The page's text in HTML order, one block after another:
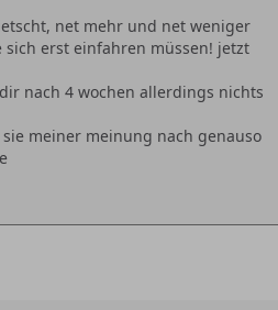
net mehr und net weniger
erst einfahren müssen! jetzt
nach 4 wochen allerdings nichts
meiner meinung nach genauso